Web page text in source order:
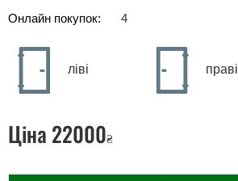
Онлайн покупок: 4
ліві праві
Ціна 22000₴